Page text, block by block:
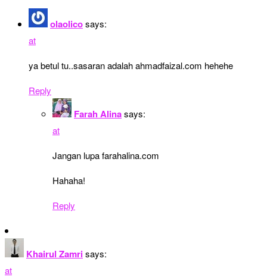
olaolicosays:
at
ya betul tu..sasaran adalah ahmadfaizal.com hehehe
Reply
Farah Alinasays:
at
Jangan lupa farahalina.com
Hahaha!
Reply
Khairul Zamrisays:
at